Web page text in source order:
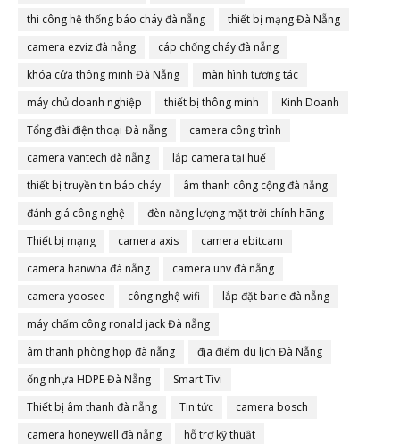
thi công hệ thống báo cháy đà nẵng
thiết bị mạng Đà Nẵng
camera ezviz đà nẵng
cáp chống cháy đà nẵng
khóa cửa thông minh Đà Nẵng
màn hình tương tác
máy chủ doanh nghiệp
thiết bị thông minh
Kinh Doanh
Tổng đài điện thoại Đà nẵng
camera công trình
camera vantech đà nẵng
lắp camera tại huế
thiết bị truyền tin báo cháy
âm thanh công cộng đà nẵng
đánh giá công nghệ
đèn năng lượng mặt trời chính hãng
Thiết bị mạng
camera axis
camera ebitcam
camera hanwha đà nẵng
camera unv đà nẵng
camera yoosee
công nghệ wifi
lắp đặt barie đà nẵng
máy chấm công ronald jack Đà nẵng
âm thanh phòng họp đà nẵng
địa điểm du lịch Đà Nẵng
ống nhựa HDPE Đà Nẵng
Smart Tivi
Thiết bị âm thanh đà nẵng
Tin tức
camera bosch
camera honeywell đà nẵng
hỗ trợ kỹ thuật